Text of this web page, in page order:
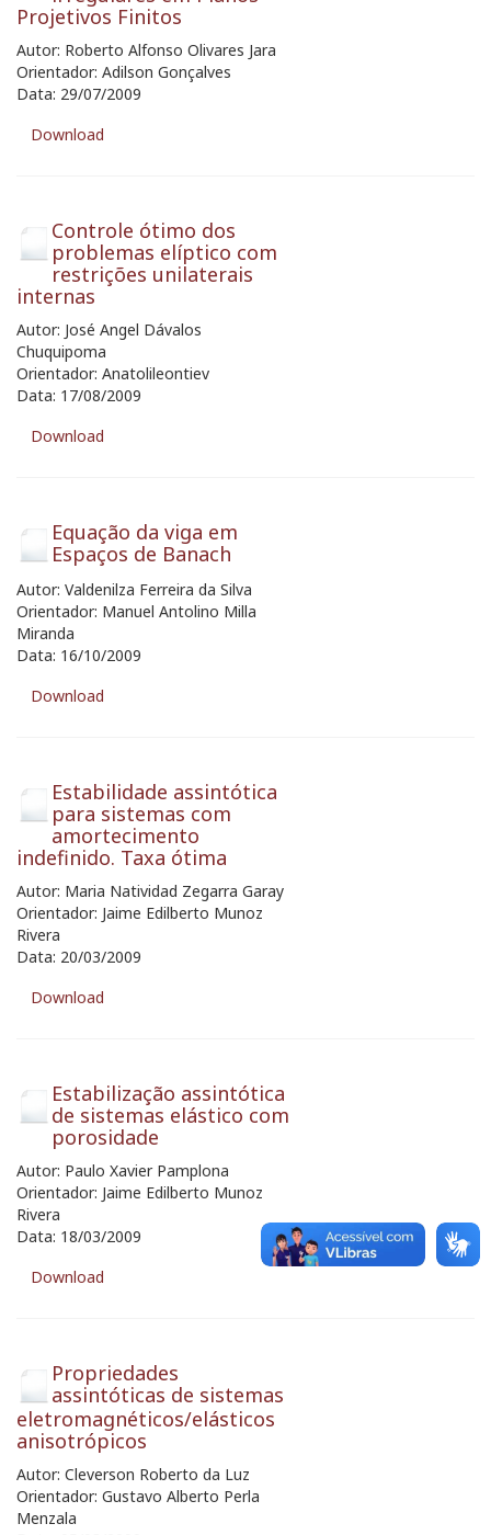
Projetivos Finitos
Autor: Roberto Alfonso Olivares Jara
Orientador: Adilson Gonçalves
Data: 29/07/2009
Download
Controle ótimo dos
problemas elíptico com
restrições unilaterais
internas
Autor: José Angel Dávalos
Chuquipoma
Orientador: Anatolileontiev
Data: 17/08/2009
Download
Equação da viga em
Espaços de Banach
Autor: Valdenilza Ferreira da Silva
Orientador: Manuel Antolino Milla
Miranda
Data: 16/10/2009
Download
Estabilidade assintótica
para sistemas com
amortecimento
indefinido. Taxa ótima
Autor: Maria Natividad Zegarra Garay
Orientador: Jaime Edilberto Munoz
Rivera
Data: 20/03/2009
Download
Estabilização assintótica
de sistemas elástico com
porosidade
Autor: Paulo Xavier Pamplona
Orientador: Jaime Edilberto Munoz
Rivera
Data: 18/03/2009
Download
Propriedades
assintóticas de sistemas
eletromagnéticos/elásticos
anisotrópicos
Autor: Cleverson Roberto da Luz
Orientador: Gustavo Alberto Perla
Menzala